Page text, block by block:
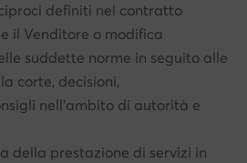
definiti nel contratto
il Venditore o modifica
suddette norme in seguito alle
corte, decisioni,
nell’ambito di autorità e
della prestazione di servizi in